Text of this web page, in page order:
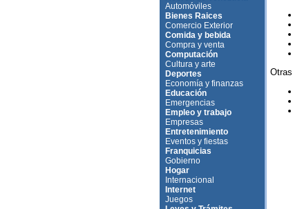
Automóviles
Bienes Raices
Comercio Exterior
Comida y bebida
Compra y venta
Computación
Cultura y arte
Deportes
Economía y finanzas
Educación
Emergencias
Empleo y trabajo
Empresas
Entretenimiento
Eventos y fiestas
Franquicias
Gobierno
Hogar
Internacional
Internet
Juegos